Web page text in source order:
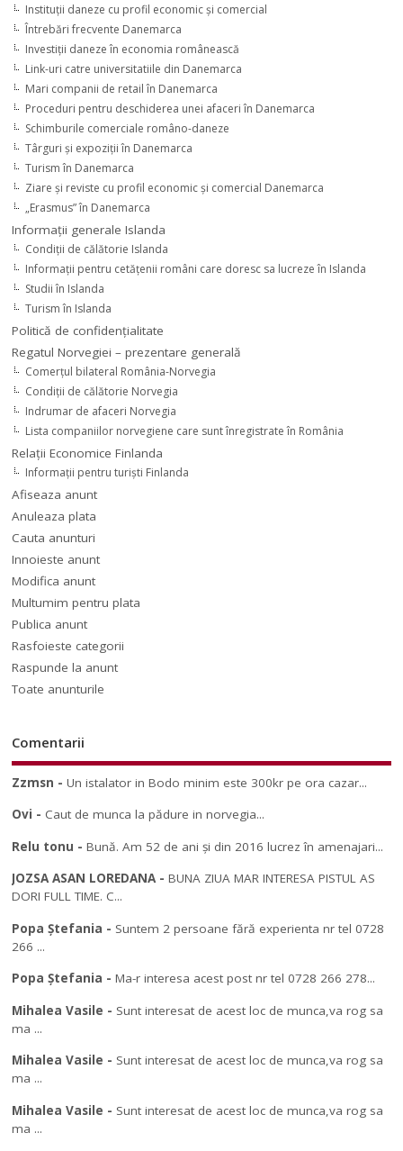
Instituţii daneze cu profil economic şi comercial
Întrebări frecvente Danemarca
Investiţii daneze în economia românească
Link-uri catre universitatiile din Danemarca
Mari companii de retail în Danemarca
Proceduri pentru deschiderea unei afaceri în Danemarca
Schimburile comerciale româno-daneze
Târguri şi expoziţii în Danemarca
Turism în Danemarca
Ziare şi reviste cu profil economic şi comercial Danemarca
„Erasmus” în Danemarca
Informaţii generale Islanda
Condiţii de călătorie Islanda
Informaţii pentru cetăţenii români care doresc sa lucreze în Islanda
Studii în Islanda
Turism în Islanda
Politică de confidențialitate
Regatul Norvegiei – prezentare generală
Comerţul bilateral România-Norvegia
Condiții de călătorie Norvegia
Indrumar de afaceri Norvegia
Lista companiilor norvegiene care sunt înregistrate în România
Relaţii Economice Finlanda
Informaţii pentru turişti Finlanda
Afiseaza anunt
Anuleaza plata
Cauta anunturi
Innoieste anunt
Modifica anunt
Multumim pentru plata
Publica anunt
Rasfoieste categorii
Raspunde la anunt
Toate anunturile
Comentarii
Zzmsn -Un istalator in Bodo minim este 300kr pe ora cazar...
Ovi - Caut de munca la pădure in norvegia...
Relu tonu -Bună. Am 52 de ani și din 2016 lucrez în amenajari...
JOZSA ASAN LOREDANA-BUNA ZIUA MAR INTERESA PISTUL AS
DORI FULL TIME. C...
Popa Ștefania - Suntem 2 persoane fără experienta nr tel 0728
266 ...
Popa Ștefania -Ma-r interesa acest post nr tel 0728 266 278...
Mihalea Vasile - Sunt interesat de acest loc de munca,va rog sa
ma ...
Mihalea Vasile - Sunt interesat de acest loc de munca,va rog sa
ma ...
Mihalea Vasile - Sunt interesat de acest loc de munca,va rog sa
ma ...